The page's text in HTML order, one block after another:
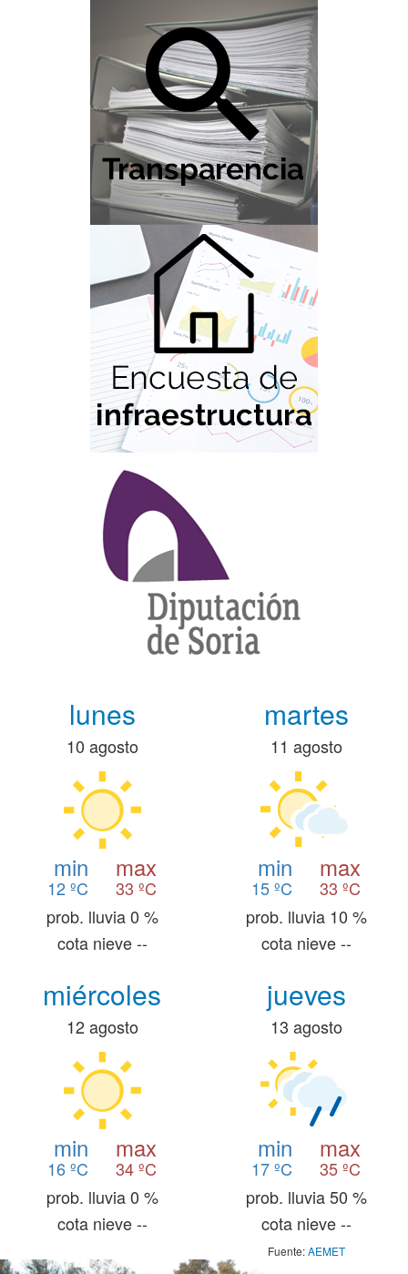
lunes
10 agosto
min
12 ºC
max
33 ºC
prob. lluvia 0 %
cota nieve --
martes
11 agosto
min
15 ºC
max
33 ºC
prob. lluvia 10 %
cota nieve --
miércoles
12 agosto
min
16 ºC
max
34 ºC
prob. lluvia 0 %
cota nieve --
jueves
13 agosto
min
17 ºC
max
35 ºC
prob. lluvia 50 %
cota nieve --
Fuente:AEMET